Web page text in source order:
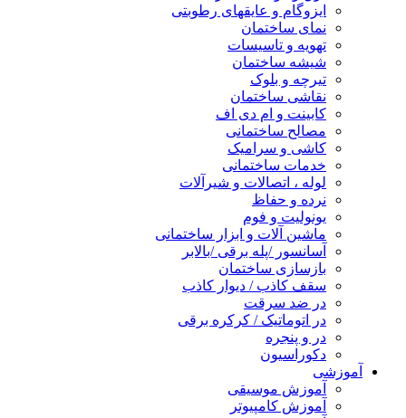
ایزوگام و عایقهای رطوبتی
نمای ساختمان
تهویه و تاسیسات
شیشه ساختمان
تیرچه و بلوک
نقاشی ساختمان
کابینت و ام دی اف
مصالح ساختمانی
کاشی و سرامیک
خدمات ساختمانی
لوله ، اتصالات و شیرآلات
نرده و حفاظ
یونولیت و فوم
ماشین آلات و ابزار ساختمانی
آسانسور /پله برقی /بالابر
بازسازی ساختمان
سقف کاذب / دیوار کاذب
در ضد سرقت
در اتوماتیک / کرکره برقی
در و پنجره
دکوراسیون
آموزشی
آموزش موسیقی
آموزش کامپیوتر